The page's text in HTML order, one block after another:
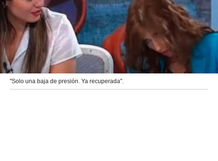
"Solo una baja de presión. Ya recuperada".